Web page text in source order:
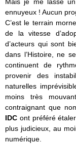
ennuyeux ! Aucun
C’est le terrain
de la vitesse
d’acteurs qui sont
dans l’Histoire, ne
continuent de
provenir des
naturelles
moins très
contraignant que
IDC ont préféré
plus judicieux, au
numérique.